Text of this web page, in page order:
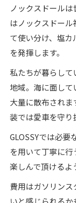
ノックスドール
はノックスドー
て使い分け、塩
を発揮します。
私たちが暮らし
地域。海に面し
大量に散布され
装では愛車を守り
GLOSSYでは必
を用いて丁寧に
楽しんで頂けるよ
費用はガソリン